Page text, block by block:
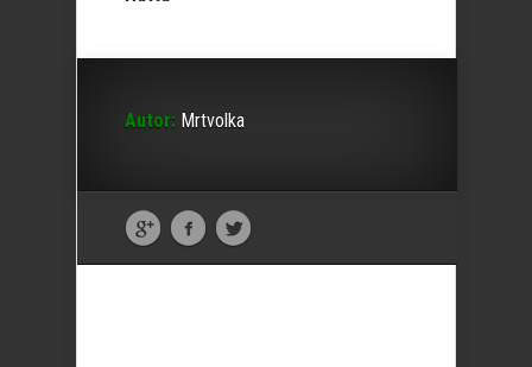
Autor: Mrtvolka